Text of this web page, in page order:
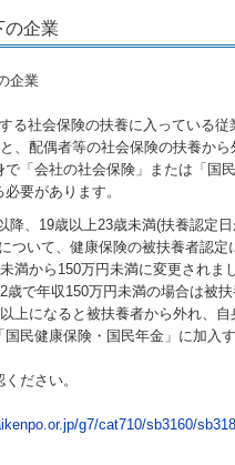
の企業
る社会保険の扶養に入っている従
、配偶者等の社会保険の扶養から
「会社の社会保険」または「国
要があります。
降、19歳以上23歳未満(扶養認定
ついて、健康保険の被扶養者認定
満から150万円未満に変更されまし
歳で年収150万円未満の場合は被
上になると被扶養者から外れ、自
民健康保険・国民年金」に加入
ださい。
g7/cat710/sb3160/